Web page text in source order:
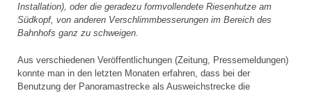
Installation), oder die geradezu formvollendete Riesenhutze am
Südkopf, von anderen Verschlimmbesserungen im Bereich des
Bahnhofs ganz zu schweigen.
Aus verschiedenen Veröffentlichungen (Zeitung, Pressemeldungen)
konnte man in den letzten Monaten erfahren, dass bei der
Benutzung der Panoramastrecke als Ausweichstrecke die